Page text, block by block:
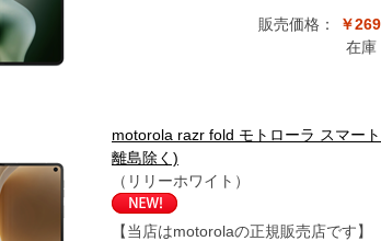
販売価格：
￥
在庫
motorola razr fold モトローラ スマー
離島除く)
（リリーホワイト）
【当店はmotorolaの正規販売店です】